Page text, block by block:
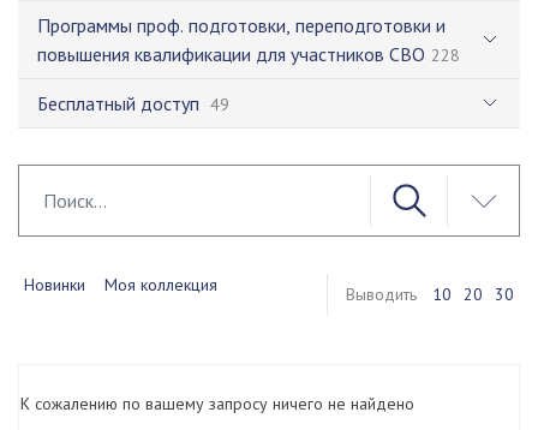
Программы проф. подготовки, переподготовки и
повышения квалификации для участников СВО 228
Бесплатный доступ 49
Новинки Моя коллекция Выводить 10 20 30
К сожалению по вашему запросу ничего не найдено